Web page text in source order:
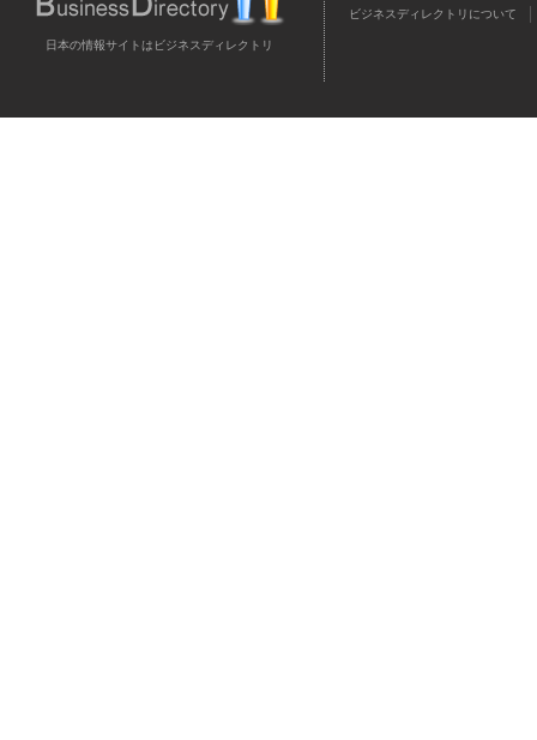
日本の情報サイトはビジネスディレクトリ
ビジネスディレクトリについて